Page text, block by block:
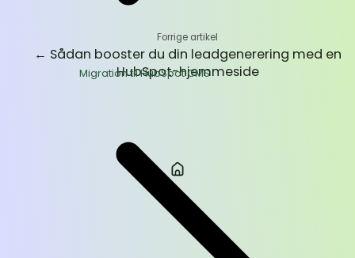
Migration til HubSpot CMS
Forrige artikel
← Sådan booster du din leadgenerering med en
HubSpot-hjemmeside